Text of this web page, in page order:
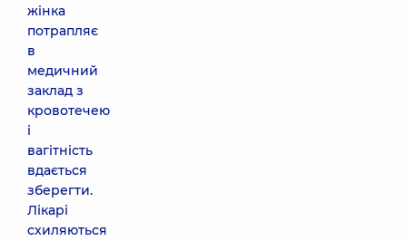
жінка
потрапляє
в
медичний
заклад з
кровотечею
і
вагітність
вдається
зберегти.
Лікарі
схиляються